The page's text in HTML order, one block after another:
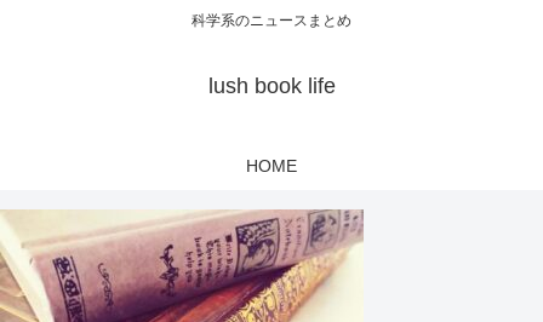
科学系のニュースまとめ
lush book life
HOME